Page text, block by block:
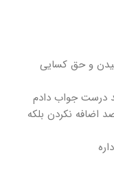
و حق کسایی
درست جواب دادم
درنظر گرفتن. یعنی نه تتها ۳درصد اضافه نکردن بلکه